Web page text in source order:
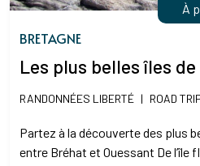
BRETAGNE
Les plus belles îles
RANDONNÉES LIBERTÉ | ROAD
Partez à la découverte des plus
entre Bréhat et Ouessant De l’île
À